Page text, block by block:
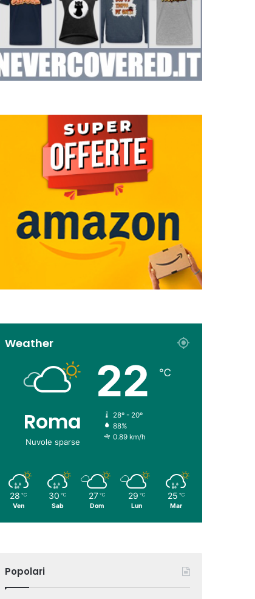
Weather
Roma
Nuvole sparse
22 ℃
28º - 20º
88%
0.89 km/h
28 ℃
Ven
30 ℃
Sab
27 ℃
Dom
29 ℃
Lun
25 ℃
Mar
Popolari